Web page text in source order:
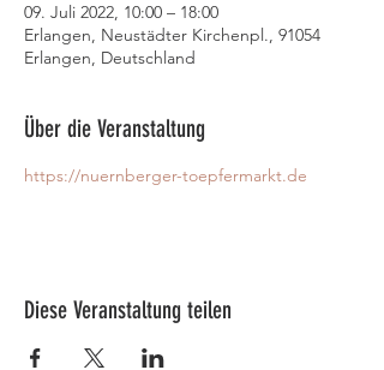
09. Juli 2022, 10:00 – 18:00
Erlangen, Neustädter Kirchenpl., 91054
Erlangen, Deutschland
Über die Veranstaltung
https://nuernberger-toepfermarkt.de
Diese Veranstaltung teilen